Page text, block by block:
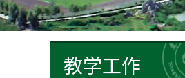
教学工作